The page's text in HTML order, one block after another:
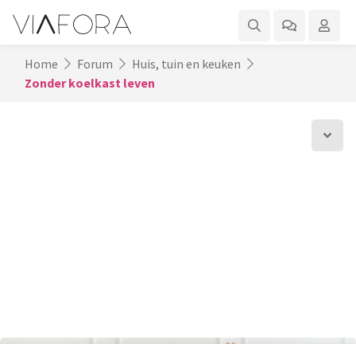
Home Forum
Huis, tuin en keuken
Zonder koelkast leven